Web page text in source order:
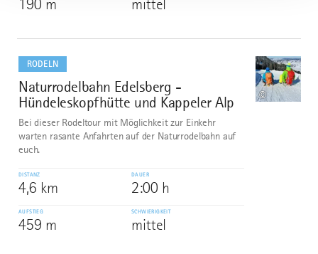
190 m mittel
RODELN
4
Naturrodelbahn Edelsberg -
Hündeleskopfhütte und Kappeler Alp
©
Bei dieser Rodeltour mit Möglichkeit zur Einkehr
warten rasante Anfahrten auf der Naturrodelbahn auf
euch.
DISTANZ
4,6 km
DAUER
2:00 h
AUFSTIEG
459 m
SCHWIERIGKEIT
mittel
dazu